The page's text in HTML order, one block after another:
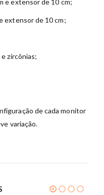
e extensor de 10 cm;
extensor de 10 cm;
zircônias;
de cada monitor
variação.